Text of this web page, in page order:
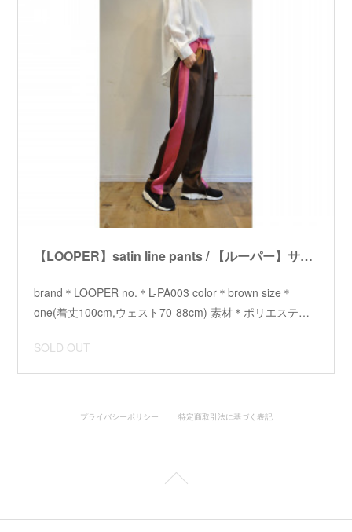
【LOOPER】satin line pants / 【ルーパー】サテンラインパンツ
brand＊LOOPER no.＊L-PA003 color＊brown size＊
one(着丈100cm,ウェスト70-88cm) 素材＊ポリエステ…
SOLD OUT
プライバシーポリシー 特定商取引法に基づく表記